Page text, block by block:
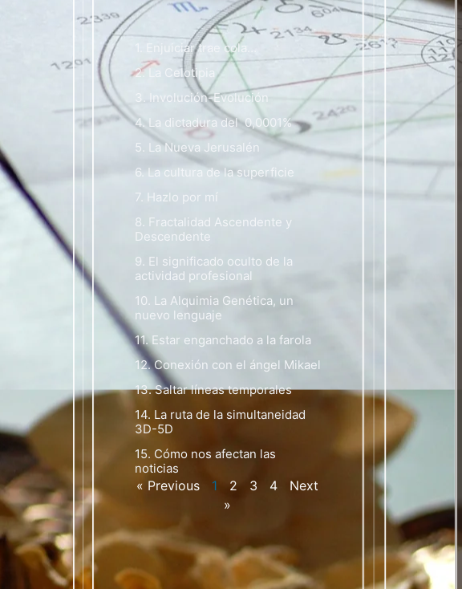
1. Enjuiciar trae cola…
2. La Celotipia
3. Involución-Evolución
4. La dictadura del 0,0001%
5. La Nueva Jerusalén
6. La cultura de la superficie
7. Hazlo por mí
8. Fractalidad Ascendente y
Descendente
9. El significado oculto de la
actividad profesional
10. La Alquimia Genética, un
nuevo lenguaje
11. Estar enganchado a la farola
12. Conexión con el ángel Mikael
13. Saltar líneas temporales
14. La ruta de la simultaneidad
3D-5D
15. Cómo nos afectan las
noticias
« Previous 1 2 3 4
Next
»